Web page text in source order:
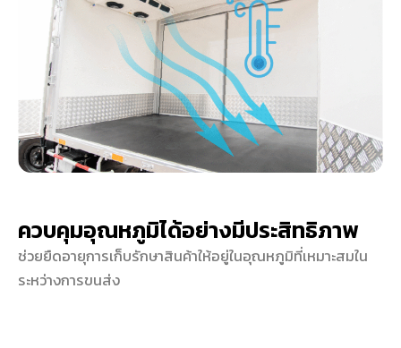
ควบคุมอุณหภูมิได้อย่างมีประสิทธิภาพ
ช่วยยืดอายุการเก็บรักษาสินค้าให้อยู่ในอุณหภูมิที่เหมาะสมใน
ระหว่างการขนส่ง